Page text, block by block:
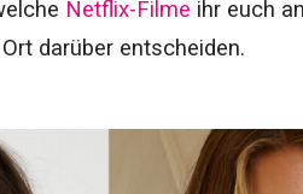
Netflix-Filme ihr euch
darüber entscheiden.